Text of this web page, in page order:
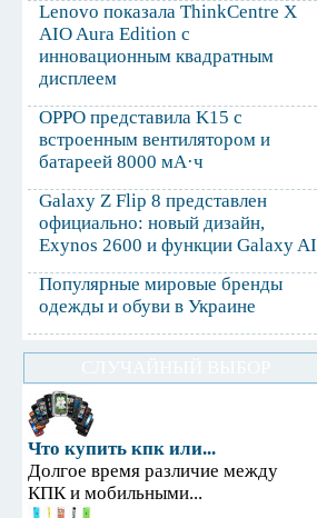
Lenovo показала ThinkCentre X
AIO Aura Edition с
инновационным квадратным
дисплеем
OPPO представила K15 с
встроенным вентилятором и
батареей 8000 мА·ч
Galaxy Z Flip 8 представлен
официально: новый дизайн,
Exynos 2600 и функции Galaxy AI
Популярные мировые бренды
одежды и обуви в Украине
Что купить кпк или...
Долгое время различие между
КПК и мобильными...